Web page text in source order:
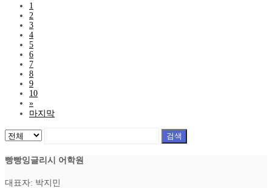
1
2
3
4
5
6
7
8
9
10
»
마지막
검색
빵빵잉글리시 어학원
대표자: 박지민